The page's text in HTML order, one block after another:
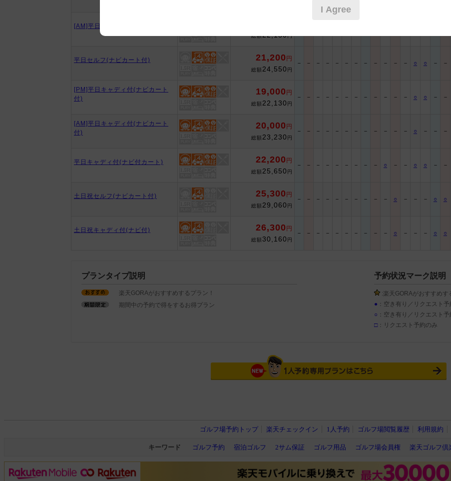
[AM]平日セルフ(ナビカート付)
総額22,130円
平日セルフ(ナビカート付) 21,200 円
総額 24,550 円
－ － － － － － － － － － － － ○ ○ － －
[PM]平日キャディ付(ナビカート
付)
19,000 円
総額 22,130 円
－ － － － － － － － － － － － ○ ○ － －
[AM]平日キャディ付(ナビカート
付)
20,000 円
総額 23,230 円
－ － － － － － － － － － － － ○ － － －
平日キャディ付(ナビ付カート) 22,200 円
総額 25,650 円
－ － － － － － － － － ○ － － ○ ○ － －
土日祝セルフ(ナビカート付) 25,300 円
総額 29,060 円
－ － － － － － － － － － ○ － － － ○ ○
土日祝キャディ付(ナビ付) 26,300 円
総額 30,160 円
－ － － － － － － － － － ○ － － － ○ ○
プランタイプ説明
楽天GORAがおすすめするプラン！
期間中の予約で得をするお得プラン
予約状況マーク説明
:楽天GORAがおすすめす
● ：空き有り／リクエスト予
○ ：空き有り／リクエスト予
□ ：リクエスト予約のみ
ゴルフ場予約トップ 楽天チェックイン 1人予約 ゴルフ場閲覧履歴 利用規約
キーワード ゴルフ予約 宿泊ゴルフ 2サム保証 ゴルフ用品 ゴルフ場会員権 楽天ゴルフ倶
7. Causing inconvenience to others during play (e.g., delaying play, ignoring rules, manners, or warnings)
I Agree